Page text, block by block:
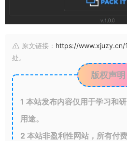
原文链接： https://www.xjuzy.cn/
处。
版权声明
1 本站发布内容仅用于学习和
用途。
2 本站非盈利性网站，所有付